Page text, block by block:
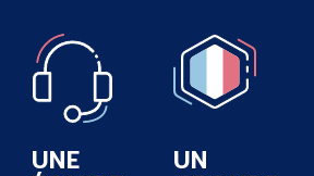
UNE UN